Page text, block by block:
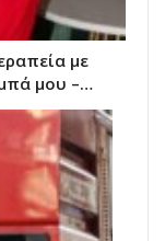
με
μου –…